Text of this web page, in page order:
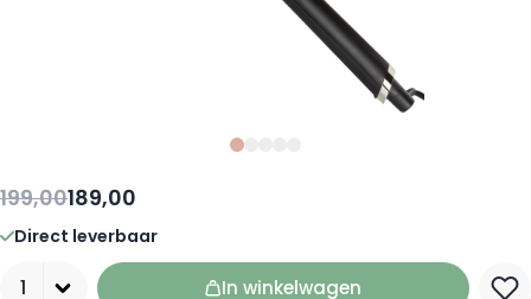
Slide
199,00189,00
Direct leverbaar
In winkelwagen